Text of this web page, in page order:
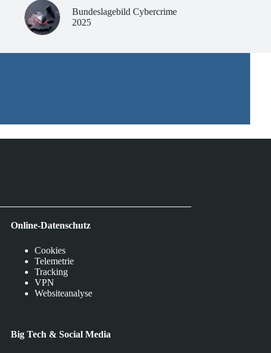
Bundeslagebild Cybercrime
2025
Online-Datenschutz
Cookies
Telemetrie
Tracking
VPN
Websiteanalyse
Big Tech & Social Media